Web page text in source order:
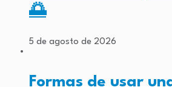
🌅
5 de agosto de 2026
Formas de usar